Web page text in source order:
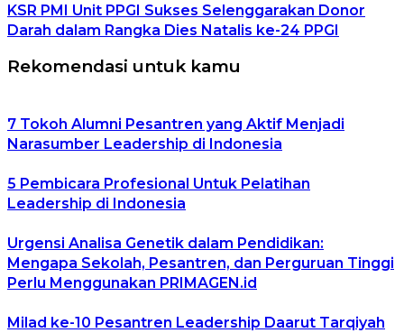
KSR PMI Unit PPGI Sukses Selenggarakan Donor
Darah dalam Rangka Dies Natalis ke-24 PPGI
Rekomendasi untuk kamu
7 Tokoh Alumni Pesantren yang Aktif Menjadi
Narasumber Leadership di Indonesia
5 Pembicara Profesional Untuk Pelatihan
Leadership di Indonesia
Urgensi Analisa Genetik dalam Pendidikan:
Mengapa Sekolah, Pesantren, dan Perguruan Tinggi
Perlu Menggunakan PRIMAGEN.id
Milad ke-10 Pesantren Leadership Daarut Tarqiyah